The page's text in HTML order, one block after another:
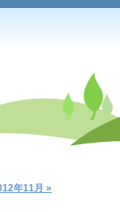
年11月 »